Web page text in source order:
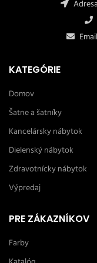
KATEGÓRIE
Domov
Šatne a šatníky
Kancelársky nábytok
Dielenský nábytok
Zdravotnícky nábytok
Výpredaj
PRE ZÁKAZNÍKOV
Farby